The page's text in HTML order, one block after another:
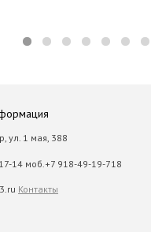
ул. 1 мая, 388
14 моб.+7 918-49-19-718
Контакты